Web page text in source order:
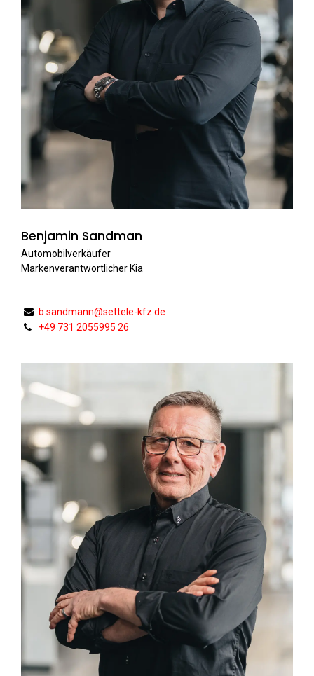
Benjamin Sandman
Automobilverkäufer
Markenverantwortlicher Kia
b.sandmann@settele-kfz.de
+49 731 2055995 26